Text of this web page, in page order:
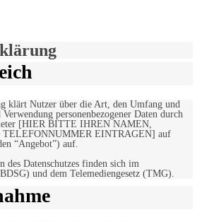
klärt Nutzer über die Art, den Umfang und
personenbezogener Daten durch
[HIER BITTE IHREN NAMEN,
EINTRAGEN] auf
“Angebot”) auf.
des Datenschutzes finden sich im
und dem Telemediengesetz (TMG).